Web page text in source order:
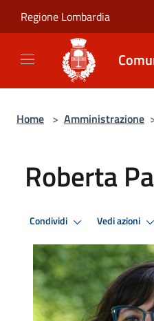
Regione Lombardia
Home > Amministrazione
Roberta
Condividi Vedi azioni